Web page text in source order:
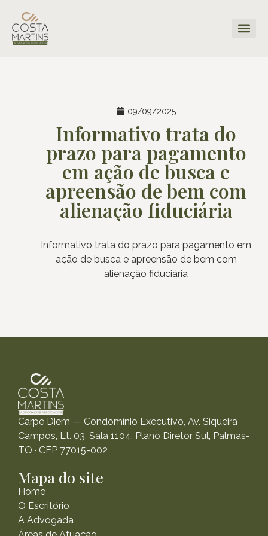
09/09/2025
Informativo trata do
prazo para pagamento
em ação de busca e
apreensão de bem com
alienação fiduciária
Informativo trata do prazo para pagamento em
ação de busca e apreensão de bem com
alienação fiduciária
Carpe Diem — Condomínio Executivo, Av. Siqueira
Campos, Lt. 03, Sala 1104, Plano Diretor Sul, Palmas-
TO · CEP 77015-002
Mapa do site
Home
O Escritório
A Advogada